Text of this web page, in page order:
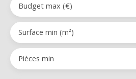
Budget max (€)
Surface min (m²)
Pièces min